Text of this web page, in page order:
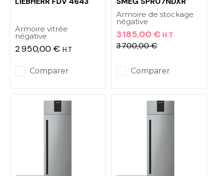
Armoire vitrée
négative
2 950,00 € H.T
Comparer
Armoire de stockage
négative
Prix
3 185,00 € H.T
Prix de base
3 700,00 €
Comparer